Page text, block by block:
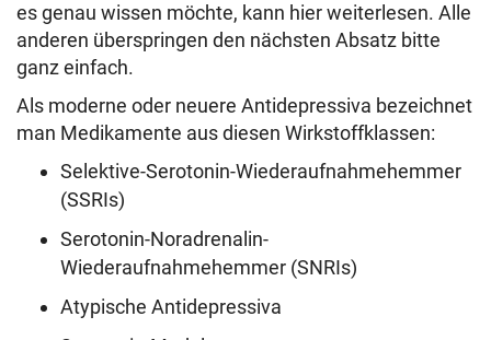
es genau wissen möchte, kann hier weiterlesen. Alle
anderen überspringen den nächsten Absatz bitte
ganz einfach.
Als moderne oder neuere Antidepressiva bezeichnet
man Medikamente aus diesen Wirkstoffklassen:
Selektive-Serotonin-Wiederaufnahmehemmer
(SSRIs)
Serotonin-Noradrenalin-
Wiederaufnahmehemmer (SNRIs)
Atypische Antidepressiva